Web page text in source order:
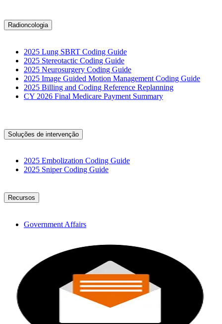
Radioncologia
2025 Lung SBRT Coding Guide
2025 Stereotactic Coding Guide
2025 Neurosurgery Coding Guide
2025 Image Guided Motion Management Coding Guide
2025 Billing and Coding Reference Replanning
CY 2026 Final Medicare Payment Summary
Soluções de intervenção
2025 Embolization Coding Guide
2025 Sniper Coding Guide
Recursos
Government Affairs